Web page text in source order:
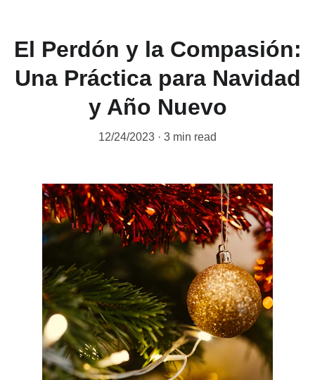
El Perdón y la Compasión:
Una Práctica para Navidad
y Año Nuevo
12/24/2023 3 min read